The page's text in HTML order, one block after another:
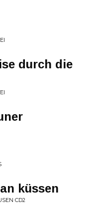
durch die
küssen
CD2